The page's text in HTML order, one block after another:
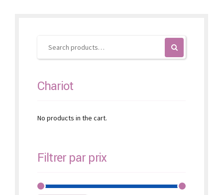
Chariot
No products in the cart.
Filtrer par prix